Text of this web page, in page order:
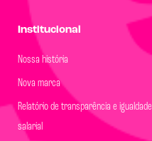
Institucional
Nossa história
Nova marca
Relatório de transparência e igualdade
salarial